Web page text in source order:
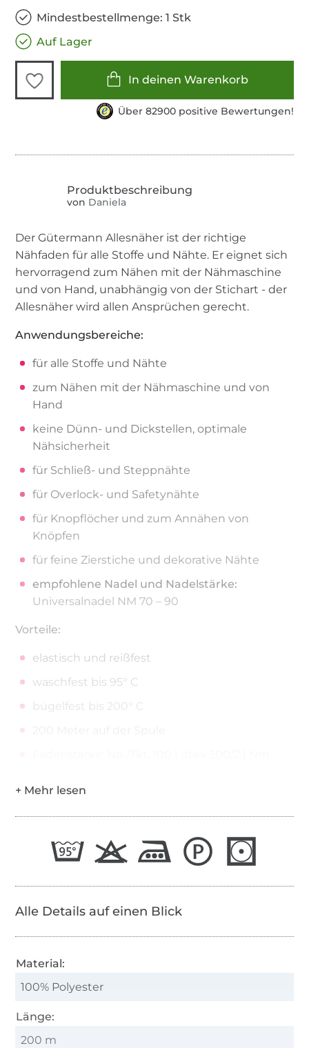
Mindestbestellmenge: 1 Stk
Auf Lager
In deinen Warenkorb
Über 82900 positive Bewertungen!
von Daniela
Der Gütermann Allesnäher ist der richtige
Nähfaden für alle Stoffe und Nähte. Er eignet sich
hervorragend zum Nähen mit der Nähmaschine
und von Hand, unabhängig von der Stichart - der
Allesnäher wird allen Ansprüchen gerecht.
Anwendungsbereiche:
für alle Stoffe und Nähte
zum Nähen mit der Nähmaschine und von
Hand
keine Dünn- und Dickstellen, optimale
Nähsicherheit
für Schließ- und Steppnähte
für Overlock- und Safetynähte
für Knopflöcher und zum Annähen von
Knöpfen
für feine Zierstiche und dekorative Nähte
empfohlene Nadel und Nadelstärke:
Universalnadel NM 70 – 90
Vorteile:
elastisch und reißfest
waschfest bis 95° C
bügelfest bis 200° C
Alle Details auf einen Blick
Material:
100% Polyester
Länge:
200 m